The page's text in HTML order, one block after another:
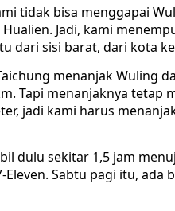
tidak bisa menggapai
Jadi, kami
dari sisi barat, dari kota
menanjak Wuling
Tapi menanjaknya tetap
jadi kami harus
dulu sekitar 1,5 jam
Sabtu pagi itu,